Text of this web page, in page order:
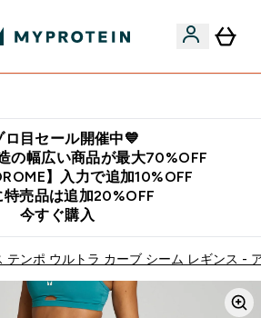
ロ目セール開催中💙
の幅広い商品が最大70%OFF
】入力で追加10%OFF
特売品は追加20%OFF
今すぐ購入
テンポ ウルトラ カーブ シーム レギンス -